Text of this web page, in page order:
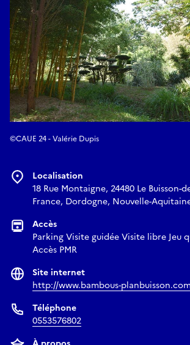
©CAUE 24 - Valérie Dupis
Localisation
18 Rue Montaigne, 24480 Le Buisson-
France, Dordogne, Nouvelle-
Accès
Parking Visite guidée Visite libre Jeu
Accès PMR
Site internet
http://www.bambous-planbuisson.com
Téléphone
0553576802